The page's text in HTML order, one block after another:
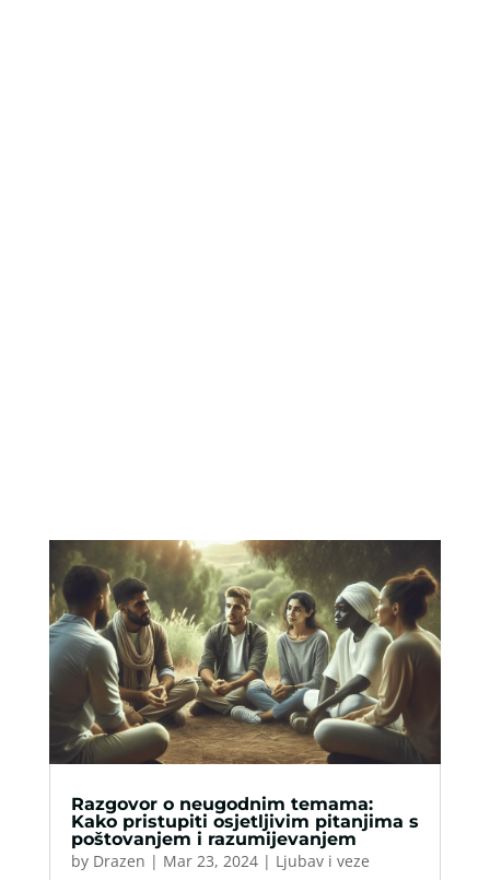
Razgovor o neugodnim temama:
Kako pristupiti osjetljivim pitanjima s
poštovanjem i razumijevanjem
by Drazen | Mar 23, 2024| Ljubav i veze